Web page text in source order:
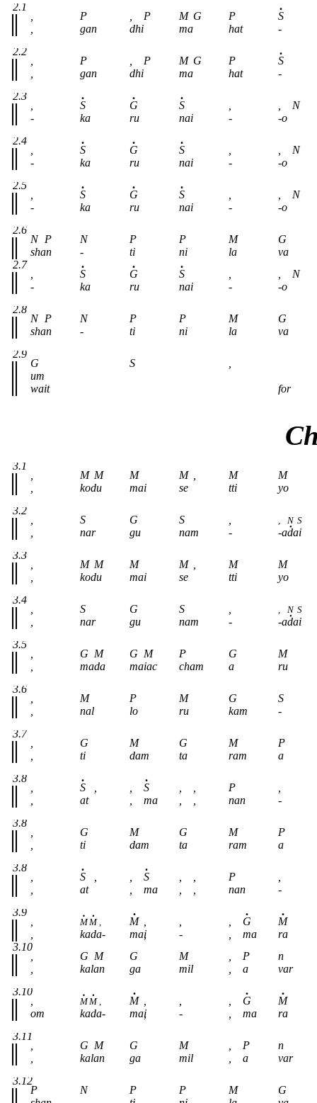
2.1
P P M G P
S
gan dhi ma hat
-
2.2
P P M G P
S
gan dhi ma hat
-
2.3
S G S
N
-
ka ru nai -
-o
2.4
S G S
N
-
ka ru nai -
-o
2.5
S G S
N
-
ka ru nai -
-o
2.6
N P N P P M
G
shan
- ti ni la
va
2.7
S G S
N
-
ka ru nai -
-o
2.8
N P N P P M
G
shan
- ti ni la
va
2.9
G S
um
wait
for
3.1
M M M M M
M
kodu mai se tti
yo
3.2
S G S , N S
nar gu nam -
-adai
3.3
M M M M M
M
kodu mai se tti
yo
3.4
S G S , N S
nar gu nam -
-adai
3.5
G M G M P G
M
mada maiac cham a
ru
3.6
M P M G
S
nal lo ru kam
-
3.7
G M G M
P
ti dam ta ram
a
3.8
S S P
at ma nan
-
3.8
G M G M
P
ti dam ta ram
a
3.8
S S P
at ma nan
-
3.9
MM , M G
M
kada- mai, - ma
ra
3.10
G M G M P
n
kalan ga mil a
var
3.10
MM , M G
M
om
kada- mai, - ma
ra
3.11
G M G M P
n
kalan ga mil a
var
3.12
P N P P M
G